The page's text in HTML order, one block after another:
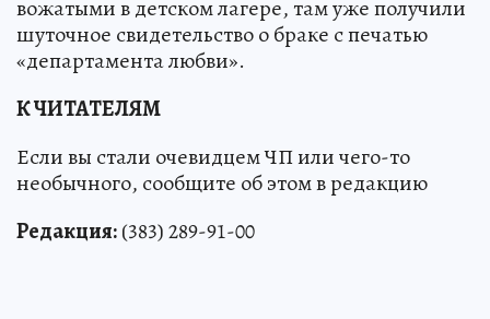
вожатыми в детском лагере, там уже получили
шуточное свидетельство о браке с печатью
«департамента любви».
К ЧИТАТЕЛЯМ
Если вы стали очевидцем ЧП или чего-то
необычного, сообщите об этом в редакцию
Редакция:(383) 289-91-00